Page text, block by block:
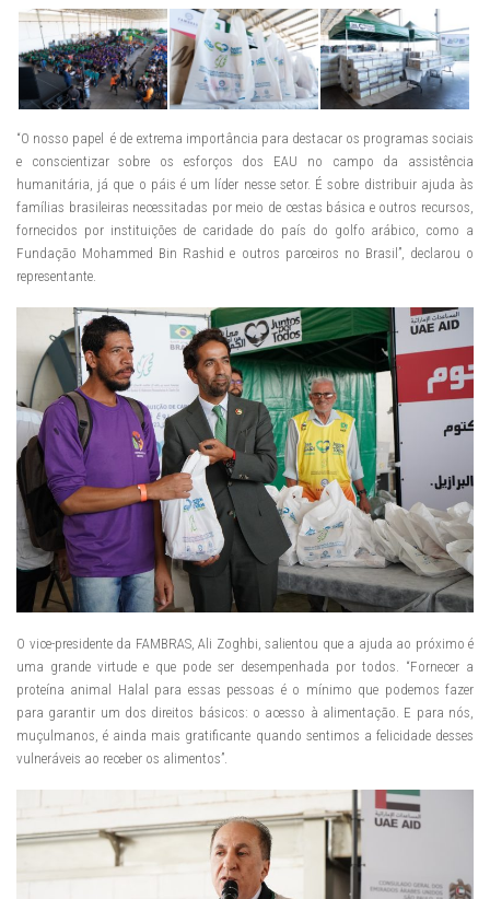
“O nosso papel é de extrema importância para destacar os programas sociais
e conscientizar sobre os esforços dos EAU no campo da assistência
humanitária, já que o páis é um líder nesse setor. É sobre distribuir ajuda às
famílias brasileiras necessitadas por meio de cestas básica e outros recursos,
fornecidos por instituições de caridade do país do golfo arábico, como a
Fundação Mohammed Bin Rashid e outros parceiros no Brasil”, declarou o
representante.
O vice-presidente da FAMBRAS, Ali Zoghbi, salientou que a ajuda ao próximo é
uma grande virtude e que pode ser desempenhada por todos. “Fornecer a
proteína animal Halal para essas pessoas é o mínimo que podemos fazer
para garantir um dos direitos básicos: o acesso à alimentação. E para nós,
muçulmanos, é ainda mais gratificante quando sentimos a felicidade desses
vulneráveis ao receber os alimentos”.